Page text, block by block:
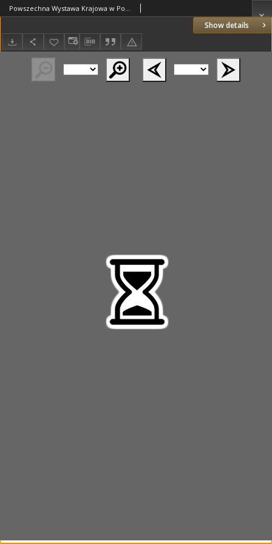
Show details
Powszechna Wystawa Krajowa w Poznaniu maj - wrzesień 1929. 4, Katalog rolniczy Cz.3 Wystawa psów rasowych od 1-4 czerwca 1929r. w halach zwierzęcych